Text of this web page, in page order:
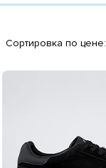
Сортировка по цене: